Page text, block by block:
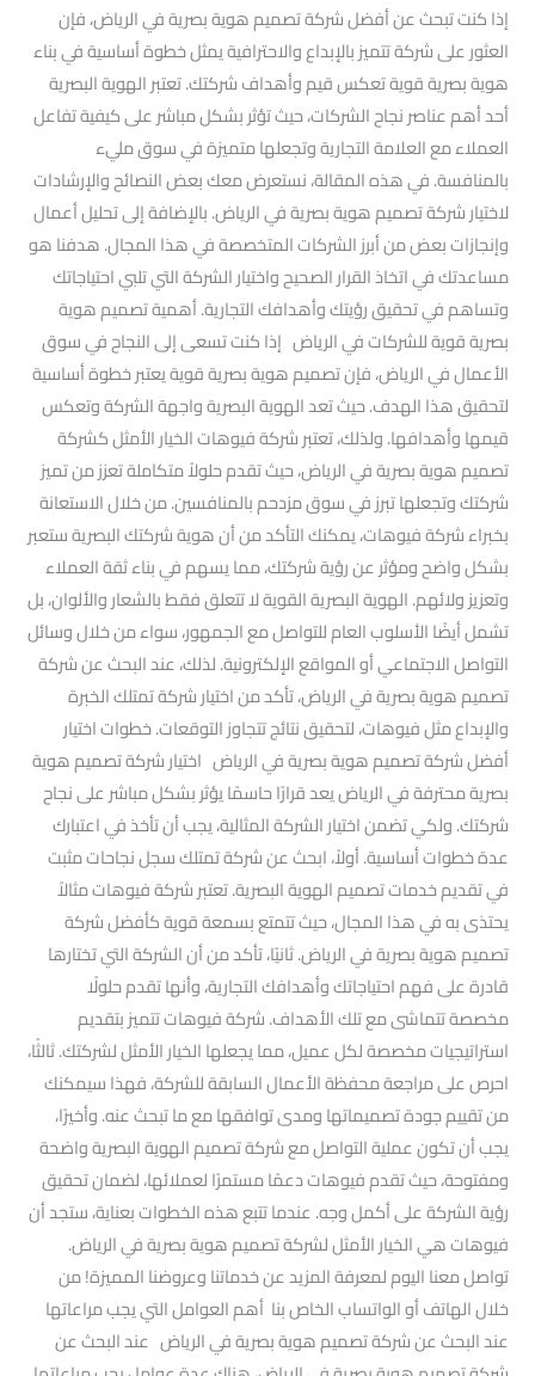
إذا كنت تبحث عن أفضل شركة تصميم هوية بصرية في الرياض، فإن
العثور على شركة تتميز بالإبداع والاحترافية يمثل خطوة أساسية في بناء
هوية بصرية قوية تعكس قيم وأهداف شركتك. تعتبر الهوية البصرية
أحد أهم عناصر نجاح الشركات، حيث تؤثر بشكل مباشر على كيفية تفاعل
العملاء مع العلامة التجارية وتجعلها متميزة في سوق مليء
بالمنافسة. في هذه المقالة، نستعرض معك بعض النصائح والإرشادات
لاختيار شركة تصميم هوية بصرية في الرياض. بالإضافة إلى تحليل أعمال
وإنجازات بعض من أبرز الشركات المتخصصة في هذا المجال. هدفنا هو
مساعدتك في اتخاذ القرار الصحيح واختيار الشركة التي تلبي احتياجاتك
وتساهم في تحقيق رؤيتك وأهدافك التجارية. أهمية تصميم هوية
بصرية قوية للشركات في الرياض إذا كنت تسعى إلى النجاح في سوق
الأعمال في الرياض، فإن تصميم هوية بصرية قوية يعتبر خطوة أساسية
لتحقيق هذا الهدف. حيث تعد الهوية البصرية واجهة الشركة وتعكس
قيمها وأهدافها. ولذلك، تعتبر شركة فيوهات الخيار الأمثل كشركة
تصميم هوية بصرية في الرياض، حيث تقدم حلولاً متكاملة تعزز من تميز
شركتك وتجعلها تبرز في سوق مزدحم بالمنافسين. من خلال الاستعانة
بخبراء شركة فيوهات، يمكنك التأكد من أن هوية شركتك البصرية ستعبر
بشكل واضح ومؤثر عن رؤية شركتك، مما يسهم في بناء ثقة العملاء
وتعزيز ولائهم. الهوية البصرية القوية لا تتعلق فقط بالشعار والألوان، بل
تشمل أيضًا الأسلوب العام للتواصل مع الجمهور، سواء من خلال وسائل
التواصل الاجتماعي أو المواقع الإلكترونية. لذلك، عند البحث عن شركة
تصميم هوية بصرية في الرياض، تأكد من اختيار شركة تمتلك الخبرة
والإبداع مثل فيوهات، لتحقيق نتائج تتجاوز التوقعات. خطوات اختيار
أفضل شركة تصميم هوية بصرية في الرياض اختيار شركة تصميم هوية
بصرية محترفة في الرياض يعد قرارًا حاسمًا يؤثر بشكل مباشر على نجاح
شركتك. ولكي تضمن اختيار الشركة المثالية، يجب أن تأخذ في اعتبارك
عدة خطوات أساسية. أولاً، ابحث عن شركة تمتلك سجل نجاحات مثبت
في تقديم خدمات تصميم الهوية البصرية. تعتبر شركة فيوهات مثالاً
يحتذى به في هذا المجال، حيث تتمتع بسمعة قوية كأفضل شركة
تصميم هوية بصرية في الرياض. ثانيًا، تأكد من أن الشركة التي تختارها
قادرة على فهم احتياجاتك وأهدافك التجارية، وأنها تقدم حلولًا
مخصصة تتماشى مع تلك الأهداف. شركة فيوهات تتميز بتقديم
استراتيجيات مخصصة لكل عميل، مما يجعلها الخيار الأمثل لشركتك. ثالثًا،
احرص على مراجعة محفظة الأعمال السابقة للشركة، فهذا سيمكنك
من تقييم جودة تصميماتها ومدى توافقها مع ما تبحث عنه. وأخيرًا،
يجب أن تكون عملية التواصل مع شركة تصميم الهوية البصرية واضحة
ومفتوحة، حيث تقدم فيوهات دعمًا مستمرًا لعملائها، لضمان تحقيق
رؤية الشركة على أكمل وجه. عندما تتبع هذه الخطوات بعناية، ستجد أن
فيوهات هي الخيار الأمثل لشركة تصميم هوية بصرية في الرياض.
تواصل معنا اليوم لمعرفة المزيد عن خدماتنا وعروضنا المميزة! من
خلال الهاتف أو الواتساب الخاص بنا أهم العوامل التي يجب مراعاتها
عند البحث عن شركة تصميم هوية بصرية في الرياض عند البحث عن